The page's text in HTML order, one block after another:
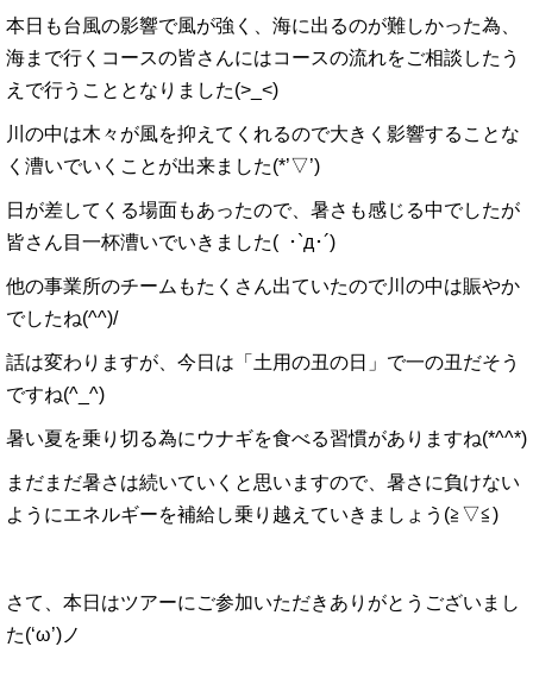
本日も台風の影響で風が強く、海に出るのが難しかった為、
海まで行くコースの皆さんにはコースの流れをご相談したう
えで行うこととなりました(>_<)
川の中は木々が風を抑えてくれるので大きく影響することな
く漕いでいくことが出来ました(*’▽’)
日が差してくる場面もあったので、暑さも感じる中でしたが
皆さん目一杯漕いでいきました( ･`д･´)
他の事業所のチームもたくさん出ていたので川の中は賑やか
でしたね(^^)/
話は変わりますが、今日は「土用の丑の日」で一の丑だそう
ですね(^_^)
暑い夏を乗り切る為にウナギを食べる習慣がありますね(*^^*)
まだまだ暑さは続いていくと思いますので、暑さに負けない
ようにエネルギーを補給し乗り越えていきましょう(≧▽≦)
さて、本日はツアーにご参加いただきありがとうございまし
た(‘ω’)ノ